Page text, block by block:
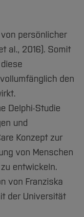
persönlicher
al., 2016). Somit
den
Delphi-Studie
und
Konzept zur
von Menschen
entwickeln.
von Franziska
der Universität